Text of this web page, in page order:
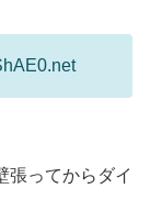
張ってからダイ